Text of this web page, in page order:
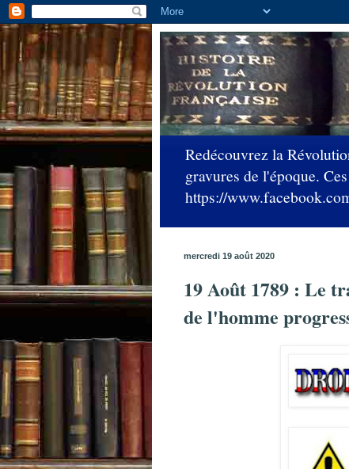
Redécouvrez la
gravures de l'époque.
https://
mercredi 19 août 2020
19 Août 1789 : Le
de l'homme